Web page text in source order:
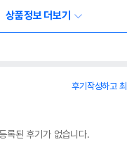
상품정보 더보기
후기작성하고
등록된 후기가 없습니다.